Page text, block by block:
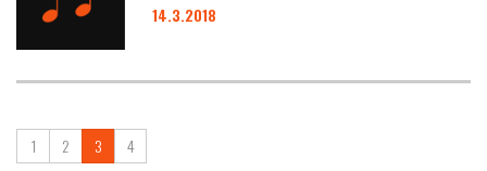
14.3.2018
1 2 3 4